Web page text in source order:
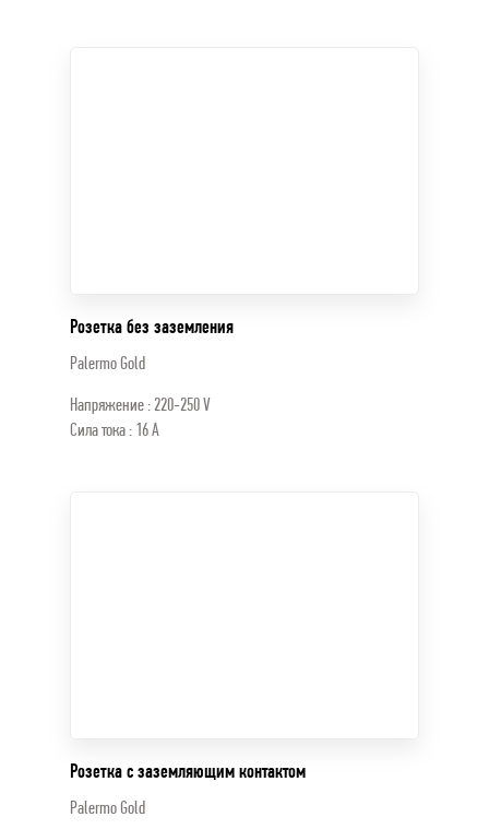
Розетка без заземления
Palermo Gold
Напряжение : 220-250 V
Сила тока : 16 A
Розетка с заземляющим контактом
Palermo Gold